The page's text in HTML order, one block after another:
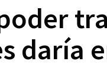
daría